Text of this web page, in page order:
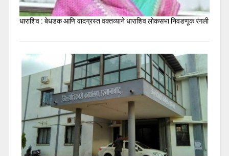
धाराशिव : बेधडक आणि वादग्रस्त वक्तव्याने धाराशिव लोकसभा निवडणूक रंगली